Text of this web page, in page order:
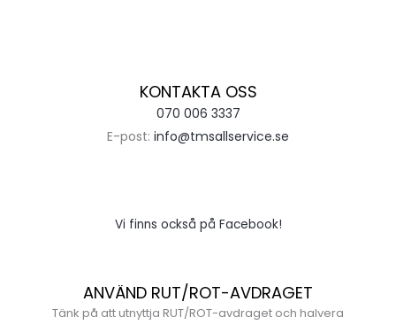
KONTAKTA OSS
070 006 3337
E-post: info@tmsallservice.se
Vi finns också på Facebook!
ANVÄND RUT/ROT-AVDRAGET
Tänk på att utnyttja RUT/ROT-avdraget och halvera